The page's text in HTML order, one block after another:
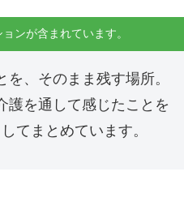
ンが含まれています。
、そのまま残す場所。
護を通して感じたことを
てまとめています。